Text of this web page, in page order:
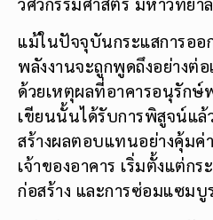
วิศวกรรมศาสตร์ มหาวิทย
แม้ในปัจจุบันกระแสการอ
พลังงานจะถูกพูดถึงอย่างต่
ด้วยเหตุผลที่อาคารอนุรักษ์
เขียนนั้นได้รับการพิสูจน์แล้
สร้างผลตอบแทนอย่างคุ้มค่
เจ้าของอาคาร เริ่มตั้งแต่ก
ก่อสร้าง และการซ่อมแซม